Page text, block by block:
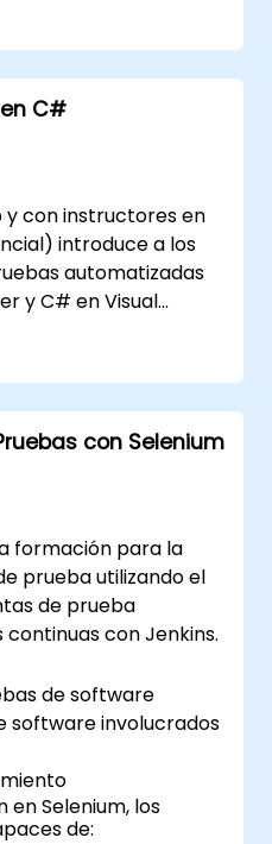
de datos y
en Pydantic y
base de datos
y autenticación
de contenedores e
en un servidor en
C#
y con instructores en
introduce a los
automatizadas
y C# en Visual
deseas repasarla, te
curso: C# para
con Selenium
formación para la
prueba utilizando el
de prueba
continuas con Jenkins.
de software
software involucrados
en Selenium, los
de: